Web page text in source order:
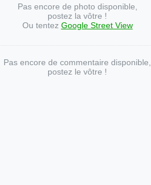
Pas encore de photo disponible,
postez la vôtre !
Ou tentez Google Street View
Pas encore de commentaire disponible,
postez le vôtre !